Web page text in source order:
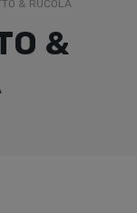
& RUCOLA
&